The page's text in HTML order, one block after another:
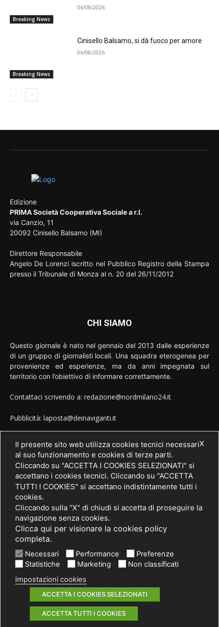
Breaking News
06/08/2026
Breaking News
Cinisello Balsamo, si dà fuoco per amore
06/08/2026
Edizione
PRIMA Società Cooperativa Sociale a r.l.
via Canzio, 11
20092 Cinisello Balsamo (MI)
Direttore Responsabile
Angelo De Lorenzi iscritto nel Pubblico Registro della Stampa
presso il Tribunale di Monza al n. 20 del 26/11/2012
CHI SIAMO
Questo giornale è nato nel gennaio del 2013 dalle esperienze
di un gruppo di giornalisti locali. Una squadra eterogenea per
provenienze ed esperienze, ma da anni impegnata sul
territorio con l’obiettivo di informare correttamente.
Contattaci scrivendo a: redazione@nordmilano24.it
Pubblicità: laposta@deinaviganti.it
Tel. 389 1492573
SEGUICI
© 2021 PRIMA Società Cooperativa Sociale a r.l. - P. IVA / C.F.
03075750962
Informativa privacy Cookies policy
Note legali
by ACsite, web agency Milano
X
Il presente sito web utilizza cookies tecnici necessari
al suo funzionamento e cookies di terze parti.
Cliccando su "ACCETTA I COOKIES SELEZIONATI" si
accettano i cookies tecnici. Cliccando su "ACCETTA
TUTTI I COOKIES" si accettano indistintamente tutti i
cookies.
Cliccando sulla "X" di chiudi si accetta di proseguire la
navigazione senza cookies.
Clicca qui per visionare la cookies policy
completa.
Necessari Performance
Preferenze
Statistiche
Marketing
Non classificati
Impostazioni cookies
ACCETTA I COOKIES SELEZIONATI
ACCETTA TUTTI I COOKIES